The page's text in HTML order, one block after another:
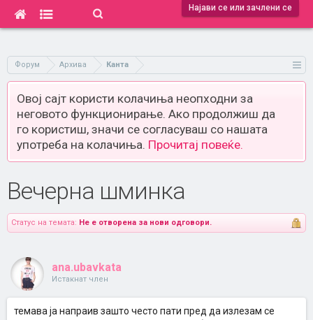
Најави се или зачлени се
Форум Архива Канта
Овој сајт користи колачиња неопходни за
неговото функционирање. Ако продолжиш да
го користиш, значи се согласуваш со нашата
употреба на колачиња. Прочитај повеќе.
Вечерна шминка
Статус на темата: Не е отворена за нови одговори.
ana.ubavkata
Истакнат член
темава ја напраив зашто често пати пред да излезам се